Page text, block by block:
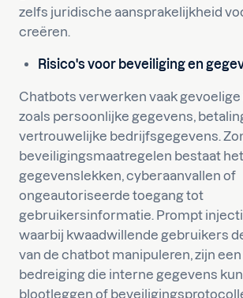
zelfs juridische aansprakelijkheid
creëren.
Risico's voor beveiliging en
Chatbots verwerken vaak
zoals persoonlijke gegevens,
vertrouwelijke bedrijfsgegevens.
beveiligingsmaatregelen bestaat
gegevenslekken, cyberaanvallen of
ongeautoriseerde toegang tot
gebruikersinformatie. Prompt
waarbij kwaadwillende gebruikers
van de chatbot manipuleren, zijn
bedreiging die interne gegevens
blootleggen of